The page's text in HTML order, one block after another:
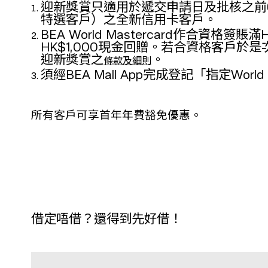
迎新獎賞只適用於遞交申請日及批核之
特選客戶）之全新信用卡客戶。
BEA World Mastercard作合資格簽賬
HK$1,000現金回贈。若合資格客戶於
迎新獎賞之條款及細則
。
須經BEA Mall App完成登記「指定
所有客戶可享首年年費豁免優惠。
借定唔借？還得到先好借！